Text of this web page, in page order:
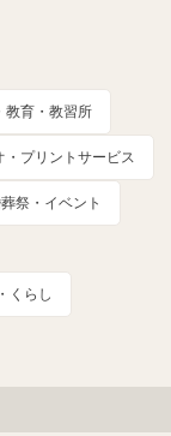
教育・教習所
・プリントサービス
祭・イベント
くらし